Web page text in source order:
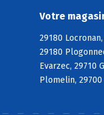
Votre
29180
29180
Evarzec, 29710
Plomelin, 29700